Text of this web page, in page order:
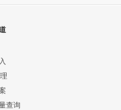
查询